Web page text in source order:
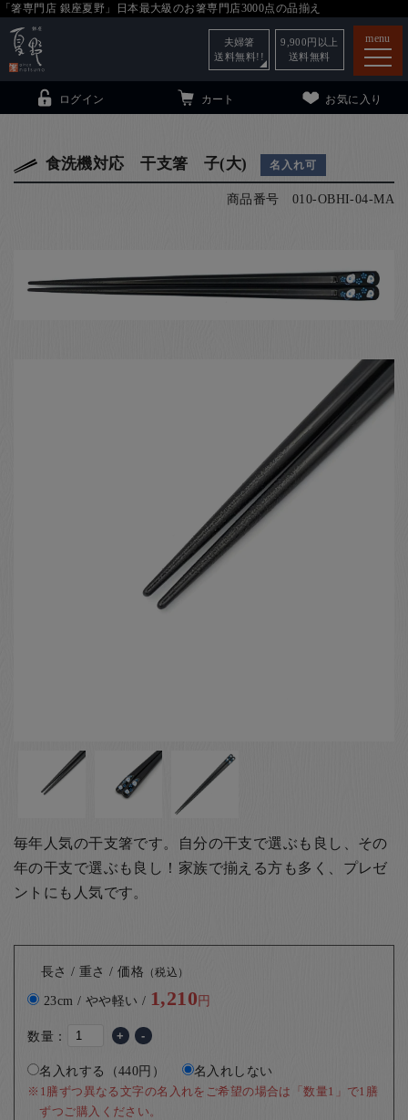
「箸専門店 銀座夏野」日本最大級のお箸専門店3000点の品揃え
menu
銀座夏野・箸長について
ログイン カート お気に入り
夫婦箸
送料無料!!
9,900 円以上
送料無料
食洗機対応 干支箸 子(大) 名入れ可
商品番号 010-OBHI-04-MA
毎年人気の干支箸です。自分の干支で選ぶも良し、その
年の干支で選ぶも良し！家族で揃える方も多く、プレゼ
ントにも人気です。
長さ / 重さ / 価格 （税込）
23cm / やや軽い / 1,210円
数量： + -
名入れする（440円） 名入れしない
※1膳ずつ異なる文字の名入れをご希望の場合は「数量1」で1膳
ずつご購入ください。